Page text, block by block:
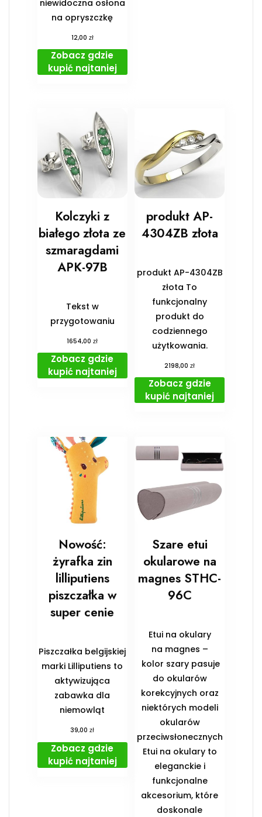
niewidoczna osłona
na opryszczkę
12,00 zł
Zobacz gdzie
kupić najtaniej
Kolczyki z
białego złota ze
szmaragdami
APK-97B
Tekst w
przygotowaniu
1654,00zł
Zobacz gdzie
kupić najtaniej
produkt AP-
4304ZB złota
produkt AP-4304ZB
złota To
funkcjonalny
produkt do
codziennego
użytkowania.
2198,00zł
Zobacz gdzie
kupić najtaniej
Nowość:
żyrafka zin
lilliputiens
piszczałka w
super cenie
Piszczałka belgijskiej
marki Lilliputiens to
aktywizująca
zabawka dla
niemowląt
39,00zł
Zobacz gdzie
kupić najtaniej
Szare etui
okularowe na
magnes STHC-
96C
Etui na okulary
na magnes –
kolor szary pasuje
do okularów
korekcyjnych oraz
niektórych modeli
okularów
przeciwsłonecznych
Etui na okulary to
eleganckie i
funkcjonalne
akcesorium, które
doskonale